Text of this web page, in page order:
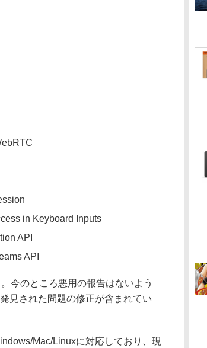
in Keyboard Inputs
API
API
今のところ悪用の報告はないよう
見された問題の修正が含まれてい
Mac/Linuxに対応しており、現